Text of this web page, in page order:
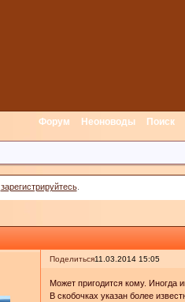
Форум Неоноводы Поиск
зарегистрируйтесь.
Поделиться11.03.2014 15:05
Может пригодится кому. Иногда
В скобочках указан более